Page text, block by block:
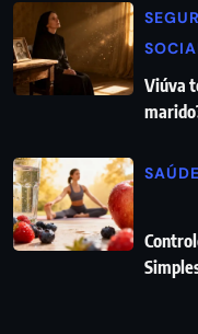
Viúva